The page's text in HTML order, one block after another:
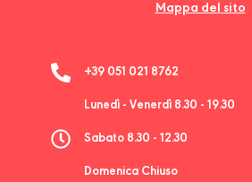
Mappa del sito
+39 051 021 8762
Lunedì - Venerdì 8.30 - 19.30
Sabato 8.30 - 12.30
Domenica Chiuso